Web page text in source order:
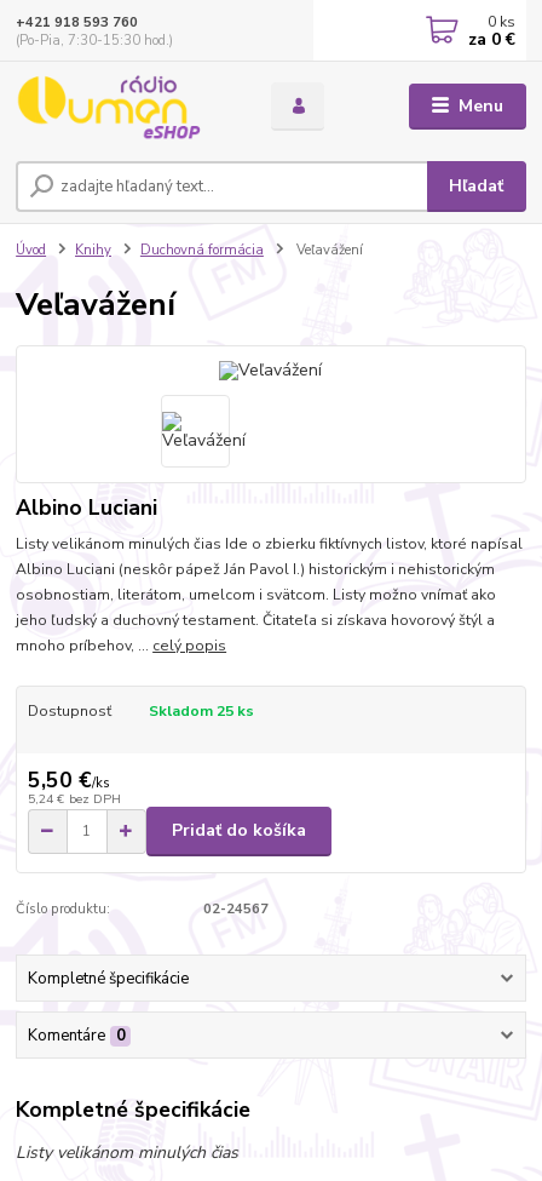
Menu
Hľadať
+421 918 593 760
(Po-Pia, 7:30-15:30 hod.)
0 ks
za 0 €
Úvod Knihy Duchovná formácia Veľavážení
Veľavážení
Albino Luciani
Listy velikánom minulých čias Ide o zbierku fiktívnych listov, ktoré napísal
Albino Luciani (neskôr pápež Ján Pavol I.) historickým i nehistorickým
osobnostiam, literátom, umelcom i svätcom. Listy možno vnímať ako
jeho ľudský a duchovný testament. Čitateľa si získava hovorový štýl a
mnoho príbehov, ... celý popis
Dostupnosť Skladom 25 ks
5,50 €/ks
5,24 € bez DPH
Pridať do košíka
Číslo produktu: 02-24567
Kompletné špecifikácie
Komentáre 0
Kompletné špecifikácie
Listy velikánom minulých čias